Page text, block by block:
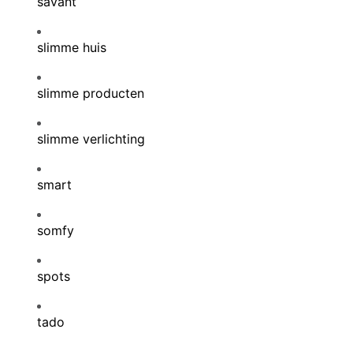
slimme huis
slimme producten
slimme verlichting
smart
somfy
spots
tado